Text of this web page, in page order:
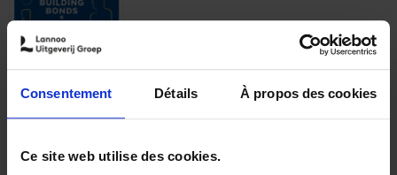
Consentement Détails À propos des cookies
Ce site web utilise des cookies.
€29,99